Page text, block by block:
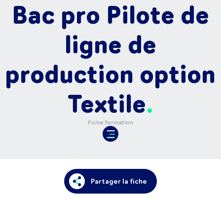
Bac pro Pilote de
ligne de
production option
Textile
Fiche formation
Partager la fiche